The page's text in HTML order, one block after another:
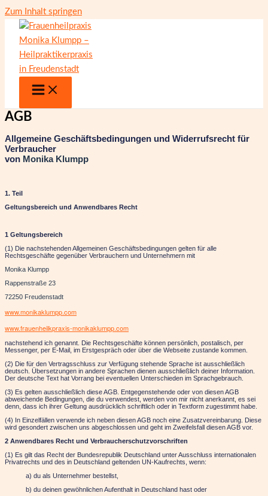
Zum Inhalt springen
AGB
Allgemeine Geschäftsbedingungen und Widerrufsrecht für
Verbraucher
von Monika Klumpp
1. Teil
Geltungsbereich und Anwendbares Recht
1 Geltungsbereich
(1) Die nachstehenden Allgemeinen Geschäftsbedingungen gelten für alle
Rechtsgeschäfte gegenüber Verbrauchern und Unternehmern mit
Monika Klumpp
Rappenstraße 23
72250 Freudenstadt
www.monikaklumpp.com
www.frauenheilkpraxis-monikaklumpp.com
nachstehend ich genannt. Die Rechtsgeschäfte können persönlich, postalisch, per
Messenger, per E-Mail, im Erstgespräch oder über die Webseite zustande kommen.
(2) Die für den Vertragsschluss zur Verfügung stehende Sprache ist ausschließlich
deutsch. Übersetzungen in andere Sprachen dienen ausschließlich deiner Information.
Der deutsche Text hat Vorrang bei eventuellen Unterschieden im Sprachgebrauch.
(3) Es gelten ausschließlich diese AGB. Entgegenstehende oder von diesen AGB
abweichende Bedingungen, die du verwendest, werden von mir nicht anerkannt, es sei
denn, dass ich ihrer Geltung ausdrücklich schriftlich oder in Textform zugestimmt habe.
(4) In Einzelfällen verwende ich neben diesen AGB noch eine Zusatzvereinbarung. Diese
wird gesondert zwischen uns abgeschlossen und geht im Zweifelsfall diesen AGB vor.
2 Anwendbares Recht und Verbraucherschutzvorschriften
(1) Es gilt das Recht der Bundesrepublik Deutschland unter Ausschluss internationalen
Privatrechts und des in Deutschland geltenden UN-Kaufrechts, wenn:
a) du als Unternehmer bestellst,
b) du deinen gewöhnlichen Aufenthalt in Deutschland hast oder